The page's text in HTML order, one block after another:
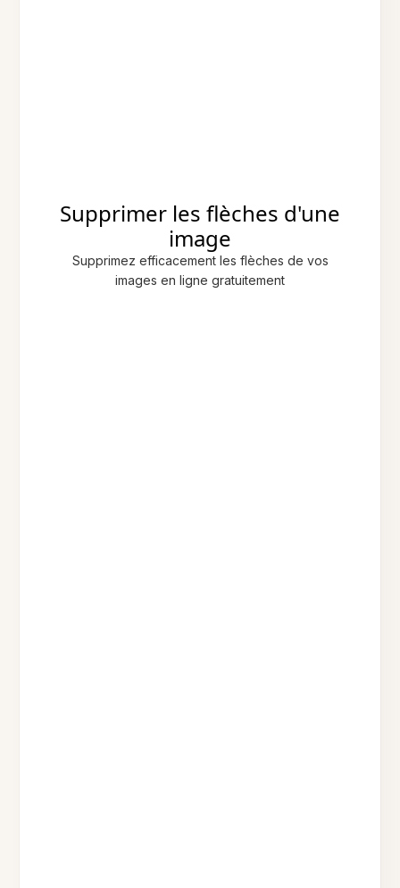
Supprimer les flèches d'une
image
Supprimez efficacement les flèches de vos
images en ligne gratuitement